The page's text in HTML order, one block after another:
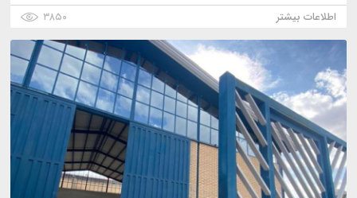
اطلاعات بیشتر ۳۸۵۰